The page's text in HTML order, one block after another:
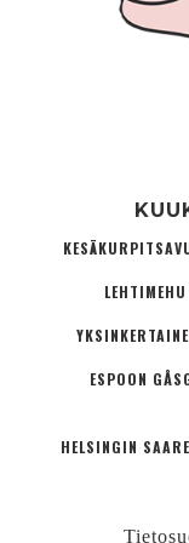
ESPOON
HELSINGIN